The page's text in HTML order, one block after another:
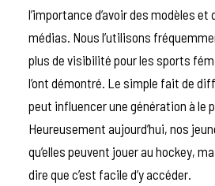
l’importance d’avoir des modèles et
médias. Nous l’utilisons
plus de visibilité pour les sports
l’ont démontré. Le simple fait de
peut influencer une génération à le
Heureusement aujourd’hui, nos
qu’elles peuvent jouer au hockey,
dire que c’est facile d’y accéder.